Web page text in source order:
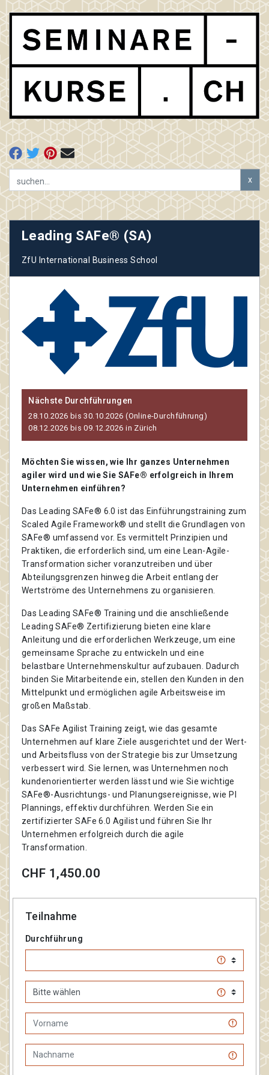
x
Leading SAFe® (SA)
ZfU International Business School
Nächste Durchführungen
28.10.2026 bis 30.10.2026 (Online-Durchführung)
08.12.2026 bis 09.12.2026 in Zürich
Möchten Sie wissen, wie Ihr ganzes Unternehmen
agiler wird und wie Sie SAFe® erfolgreich in Ihrem
Unternehmen einführen?
Das Leading SAFe® 6.0 ist das Einführungstraining zum
Scaled Agile Framework® und stellt die Grundlagen von
SAFe® umfassend vor. Es vermittelt Prinzipien und
Praktiken, die erforderlich sind, um eine Lean-Agile-
Transformation sicher voranzutreiben und über
Abteilungsgrenzen hinweg die Arbeit entlang der
Wertströme des Unternehmens zu organisieren.
Das Leading SAFe® Training und die anschließende
Leading SAFe® Zertifizierung bieten eine klare
Anleitung und die erforderlichen Werkzeuge, um eine
gemeinsame Sprache zu entwickeln und eine
belastbare Unternehmenskultur aufzubauen. Dadurch
binden Sie Mitarbeitende ein, stellen den Kunden in den
Mittelpunkt und ermöglichen agile Arbeitsweise im
großen Maßstab.
Das SAFe Agilist Training zeigt, wie das gesamte
Unternehmen auf klare Ziele ausgerichtet und der Wert-
und Arbeitsfluss von der Strategie bis zur Umsetzung
verbessert wird. Sie lernen, was Unternehmen noch
kundenorientierter werden lässt und wie Sie wichtige
SAFe®-Ausrichtungs- und Planungsereignisse, wie PI
Plannings, effektiv durchführen. Werden Sie ein
zertifizierter SAFe 6.0 Agilist und führen Sie Ihr
Unternehmen erfolgreich durch die agile
Transformation.
CHF 1,450.00
Teilnahme
Durchführung